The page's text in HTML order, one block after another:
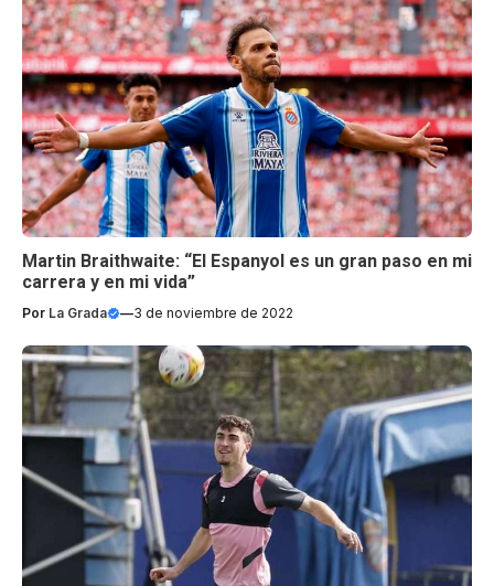
Martin Braithwaite: “El Espanyol es un gran paso en mi
carrera y en mi vida”
Por La Grada —3 de noviembre de 2022